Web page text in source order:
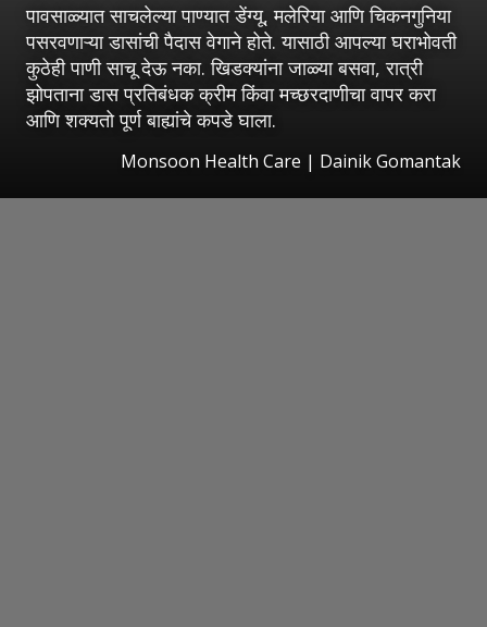
पावसाळ्यात साचलेल्या पाण्यात डेंग्यू, मलेरिया आणि चिकनगुनिया
पसरवणाऱ्या डासांची पैदास वेगाने होते. यासाठी आपल्या घराभोवती
कुठेही पाणी साचू देऊ नका. खिडक्यांना जाळ्या बसवा, रात्री
झोपताना डास प्रतिबंधक क्रीम किंवा मच्छरदाणीचा वापर करा
आणि शक्यतो पूर्ण बाह्यांचे कपडे घाला.
Monsoon Health Care | Dainik Gomantak